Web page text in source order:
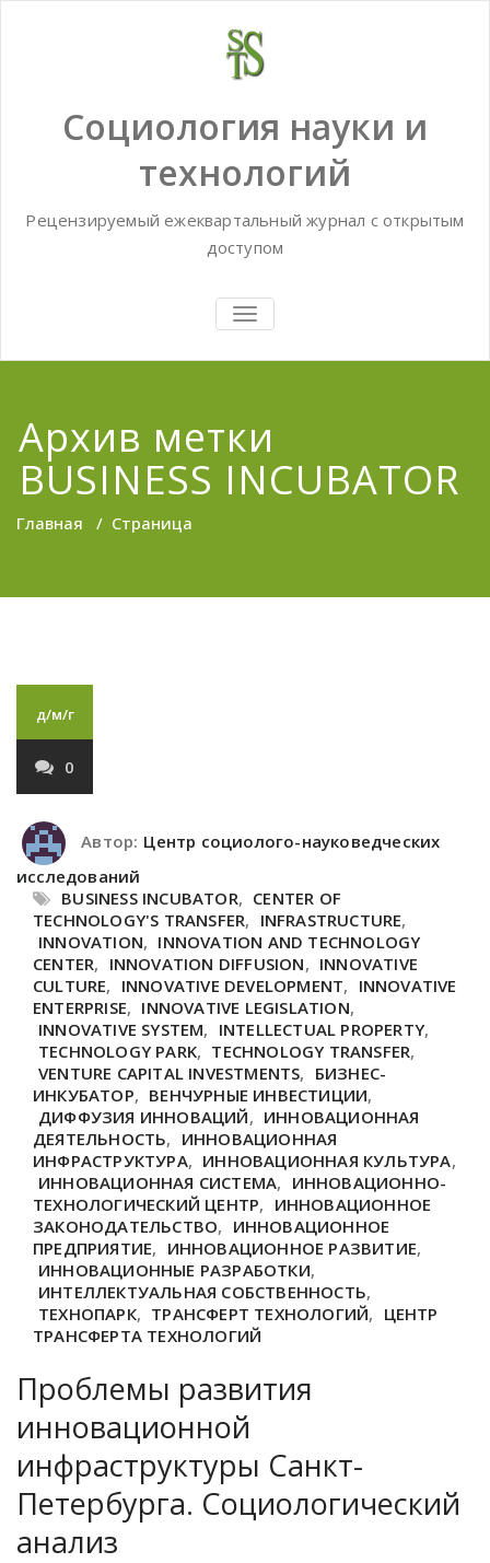
Социология науки и
технологий
Рецензируемый ежеквартальный журнал с открытым
доступом
TOGGLE
NAVIGATION
Архив метки
BUSINESS INCUBATOR
Главная / Страница
д/м/г
0
Автор: Центр социолого-науковедческих
исследований
BUSINESS INCUBATOR, CENTER OF
TECHNOLOGY'S TRANSFER, INFRASTRUCTURE,
INNOVATION, INNOVATION AND TECHNOLOGY
CENTER, INNOVATION DIFFUSION, INNOVATIVE
CULTURE, INNOVATIVE DEVELOPMENT, INNOVATIVE
ENTERPRISE, INNOVATIVE LEGISLATION,
INNOVATIVE SYSTEM, INTELLECTUAL PROPERTY,
TECHNOLOGY PARK, TECHNOLOGY TRANSFER,
VENTURE CAPITAL INVESTMENTS, БИЗНЕС-
ИНКУБАТОР, ВЕНЧУРНЫЕ ИНВЕСТИЦИИ,
ДИФФУЗИЯ ИННОВАЦИЙ, ИННОВАЦИОННАЯ
ДЕЯТЕЛЬНОСТЬ, ИННОВАЦИОННАЯ
ИНФРАСТРУКТУРА, ИННОВАЦИОННАЯ КУЛЬТУРА,
ИННОВАЦИОННАЯ СИСТЕМА, ИННОВАЦИОННО-
ТЕХНОЛОГИЧЕСКИЙ ЦЕНТР, ИННОВАЦИОННОЕ
ЗАКОНОДАТЕЛЬСТВО, ИННОВАЦИОННОЕ
ПРЕДПРИЯТИЕ, ИННОВАЦИОННОЕ РАЗВИТИЕ,
ИННОВАЦИОННЫЕ РАЗРАБОТКИ,
ИНТЕЛЛЕКТУАЛЬНАЯ СОБСТВЕННОСТЬ,
ТЕХНОПАРК, ТРАНСФЕРТ ТЕХНОЛОГИЙ, ЦЕНТР
ТРАНСФЕРТА ТЕХНОЛОГИЙ
Проблемы развития
инновационной
инфраструктуры Санкт-
Петербурга. Социологический
анализ